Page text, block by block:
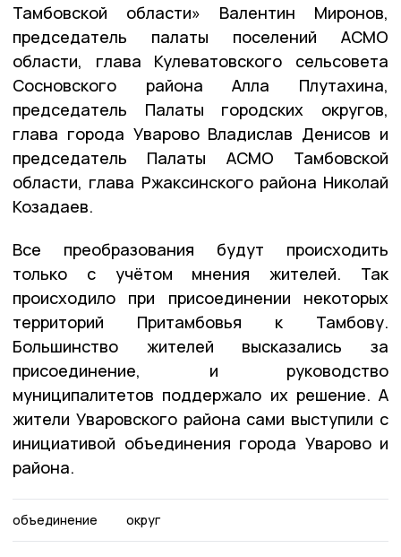
Тамбовской области» Валентин Миронов,
председатель палаты поселений АСМО
области, глава Кулеватовского сельсовета
Сосновского района Алла Плутахина,
председатель Палаты городских округов,
глава города Уварово Владислав Денисов и
председатель Палаты АСМО Тамбовской
области, глава Ржаксинского района Николай
Козадаев.
Все преобразования будут происходить
только с учётом мнения жителей. Так
происходило при присоединении некоторых
территорий Притамбовья к Тамбову.
Большинство жителей высказались за
присоединение, и руководство
муниципалитетов поддержало их решение. А
жители Уваровского района сами выступили с
инициативой объединения города Уварово и
района.
объединение округ